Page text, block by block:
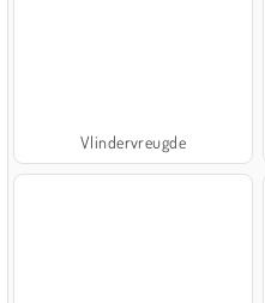
Vlindervreugde